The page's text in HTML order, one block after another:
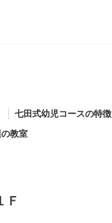
七田式幼児コースの特徴
の教室
Ｆ